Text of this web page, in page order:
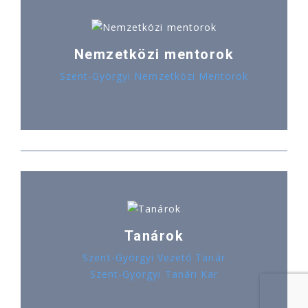
Nemzetközi mentorok
Szent-Györgyi Nemzetközi Mentorok
Tanárok
Szent-Györgyi Vezető Tanár
Szent-Györgyi Tanári Kar